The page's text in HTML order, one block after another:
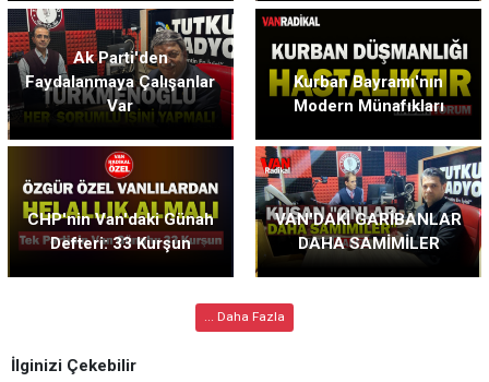
Ak Parti'den
Faydalanmaya Çalışanlar
Var
Kurban Bayramı'nın
Modern Münafıkları
CHP'nin Van'daki Günah
Defteri: 33 Kurşun
VAN'DAKİ GARİBANLAR
DAHA SAMİMİLER
... Daha Fazla
İlginizi Çekebilir